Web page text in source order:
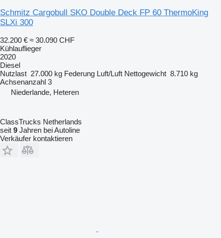
Schmitz Cargobull SKO Double Deck FP 60 ThermoKing
SLXi 300
32.200 € ≈ 30.090 CHF
Kühlauflieger
2020
Diesel
Nutzlast 27.000 kg Federung Luft/Luft Nettogewicht 8.710 kg
Achsenanzahl 3
Niederlande, Heteren
ClassTrucks Netherlands
seit 9 Jahren bei Autoline
Verkäufer kontaktieren